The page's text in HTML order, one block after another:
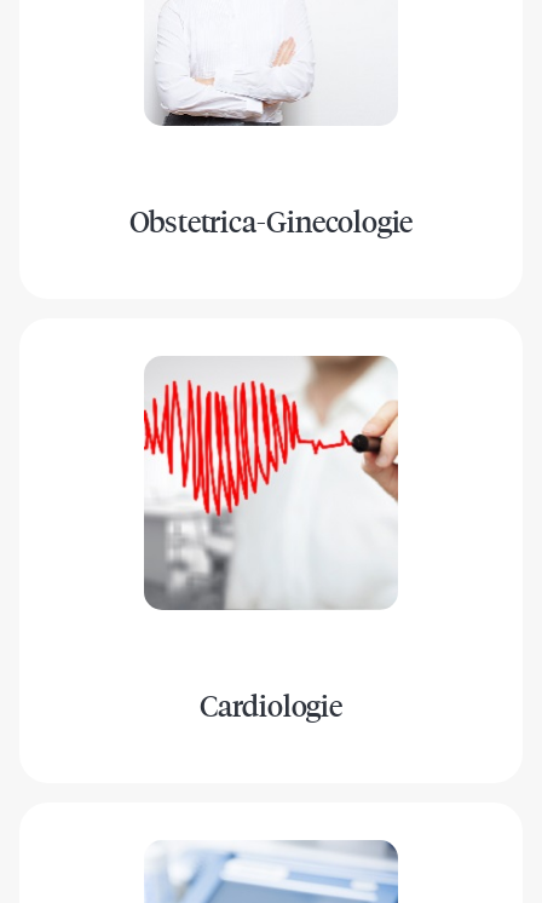
Obstetrica-Ginecologie
Cardiologie